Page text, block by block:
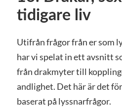
tidigare liv
Utifrån frågor från er som
har vi spelat in ett avsnitt
från drakmyter till
andlighet. Det här är det
baserat på lyssnarfrågor.